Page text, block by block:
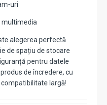
uri
multimedia
alegerea perfectă
de spațiu de stocare
pentru datele
de încredere, cu
largă!